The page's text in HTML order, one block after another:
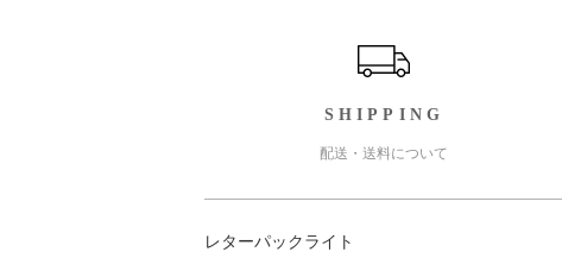
SHIPPING
配送・送料について
レターパックライト